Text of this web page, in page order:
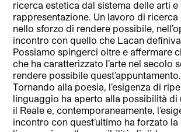
ricerca estetica dal sistema delle arti e
rappresentazione. Un lavoro di ricerca
nello sforzo di rendere possibile,
incontro con quello che Lacan
Possiamo spingerci oltre e affermare
che ha caratterizzato l’arte nel secolo
rendere possibile quest’appuntamento.
Tornando alla poesia, l’esigenza di
linguaggio ha aperto alla possibilità di
il Reale e, contemporaneamente,
incontro con quest’ultimo ha forzato la